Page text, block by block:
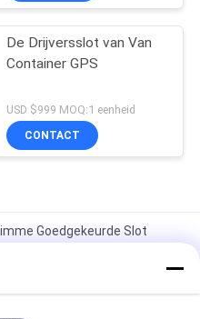
De Drijversslot van Van
Container GPS
USD $999 MOQ:1 eenheid
CONTACT
Goedgekeurde Slot
GPS Verbinding de
Hangslot volgen